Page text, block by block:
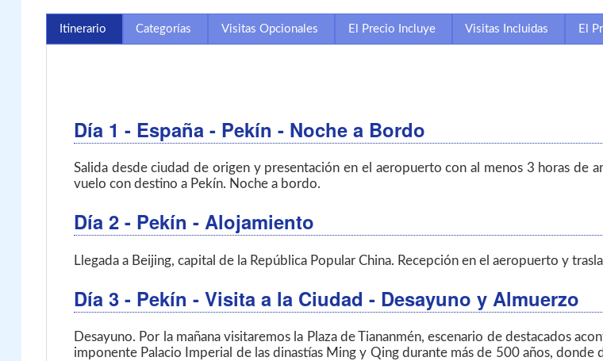
Itinerario Categorías Visitas Opcionales El Precio Incluye Visitas Incluidas El
Día 1 - España - Pekín - Noche a Bordo
Salida desde ciudad de origen y presentación en el aeropuerto con al menos 3 horas de
vuelo con destino a Pekín. Noche a bordo.
Día 2 - Pekín - Alojamiento
Llegada a Beijing, capital de la República Popular China. Recepción en el aeropuerto y
Día 3 - Pekín - Visita a la Ciudad - Desayuno y Almuerzo
Desayuno. Por la mañana visitaremos la Plaza de Tiananmén, escenario de destacados
imponente Palacio Imperial de las dinastías Ming y Qing durante más de 500 años,